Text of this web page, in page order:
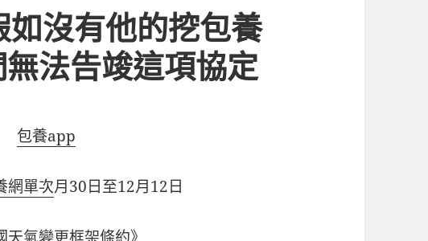
沒有他的挖包養
法告竣這項協定
包養app
網單次月30日至12月12日